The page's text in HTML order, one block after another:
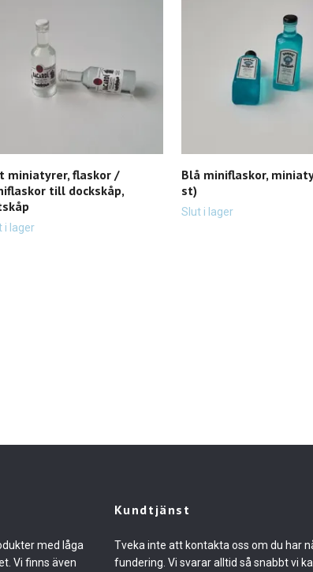
miniatyrer, flaskor /
till dockskåp,
i lager
Blå miniflaskor,
st)
Slut i lager
med låga
Vi finns även
Kundtjänst
Tveka inte att kontakta oss om du har
fundering. Vi svarar alltid så snabbt vi